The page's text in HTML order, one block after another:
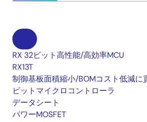
RX 32ビット高性能/高効率MCU
RX13T
制御基板面積縮小/BOMコスト低減に
ビットマイクロコントローラ
データシート
パワーMOSFET